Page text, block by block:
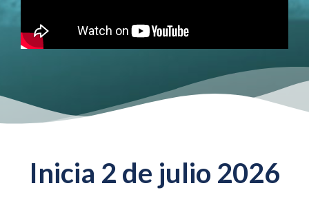
Inicia 2 de julio 2026